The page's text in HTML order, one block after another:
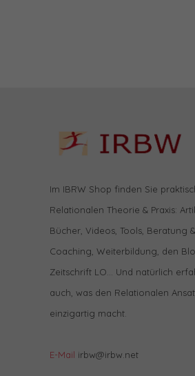
Im IBRW Shop finden Sie
Relationalen Theorie & Praxis:
Bücher, Videos, Tools, Beratung &
Coaching, Weiterbildung, den
Zeitschrift LO… Und natürlich
auch, was den Relationalen
einzigartig macht.
E-Mail irbw@irbw.net